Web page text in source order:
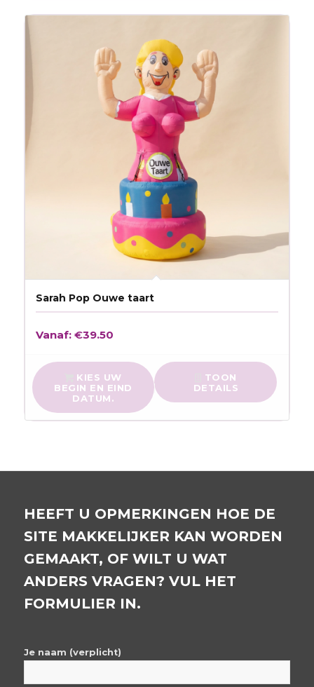
Sarah Pop Ouwe taart
Vanaf: €39.50
KIES UW
BEGIN EN EIND
DATUM.
TOON
DETAILS
HEEFT U OPMERKINGEN HOE DE
SITE MAKKELIJKER KAN WORDEN
GEMAAKT, OF WILT U WAT
ANDERS VRAGEN? VUL HET
FORMULIER IN.
Je naam (verplicht)